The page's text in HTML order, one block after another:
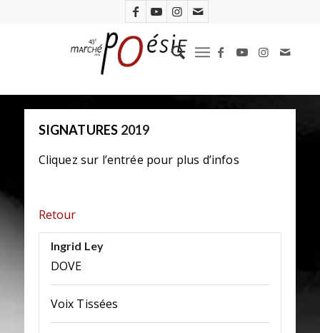
SIGNATURES 2019
Cliquez sur l’entrée pour plus d’infos
Retour
Ingrid Ley
DOVE
Voix Tissées